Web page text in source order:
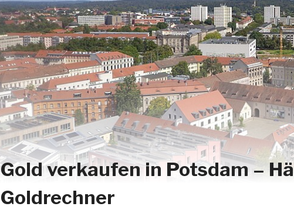
Gold verkaufen in Potsdam –
Goldrechner